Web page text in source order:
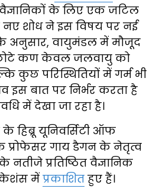
के लिए एक जटिल
नए शोध ने इस विषय पर नई
के अनुसार, वायुमंडल में मौजूद
कण केवल जलवायु को
कुछ परिस्थितियों में गर्म भी
इस बात पर निर्भर करता है
में देखा जा रहा है।
हिब्रू यूनिवर्सिटी ऑफ
गाय डैगन के नेतृत्व
नतीजे प्रतिष्ठित वैज्ञानिक
में प्रकाशित हुए हैं।